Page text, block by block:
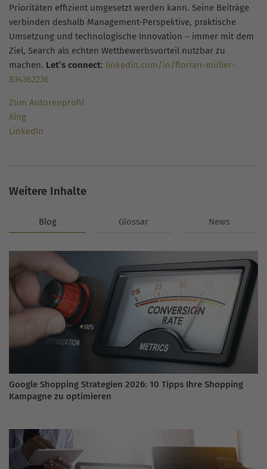
Prioritäten effizient umgesetzt werden kann. Seine Beiträge
verbinden deshalb Management-Perspektive, praktische
Umsetzung und technologische Innovation – immer mit dem
Ziel, Search als echten Wettbewerbsvorteil nutzbar zu
machen. Let’s connect: linkedin.com/in/florian-müller-
834362236
Zum Autorenprofil
Xing
LinkedIn
Weitere Inhalte
Blog Glossar News
Google Shopping Strategien 2026: 10 Tipps Ihre Shopping
Kampagne zu optimieren